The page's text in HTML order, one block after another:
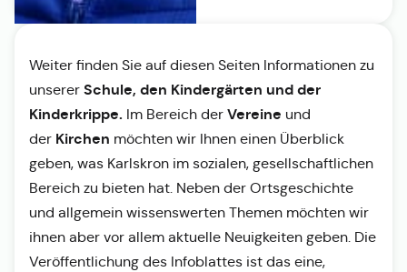
Weiter finden Sie auf diesen Seiten Informationen zu
unserer Schule, den Kindergärten und der
Kinderkrippe. Im Bereich der Vereine und
der Kirchen möchten wir Ihnen einen Überblick
geben, was Karlskron im sozialen, gesellschaftlichen
Bereich zu bieten hat. Neben der Ortsgeschichte
und allgemein wissenswerten Themen möchten wir
ihnen aber vor allem aktuelle Neuigkeiten geben. Die
Veröffentlichung des Infoblattes ist das eine,